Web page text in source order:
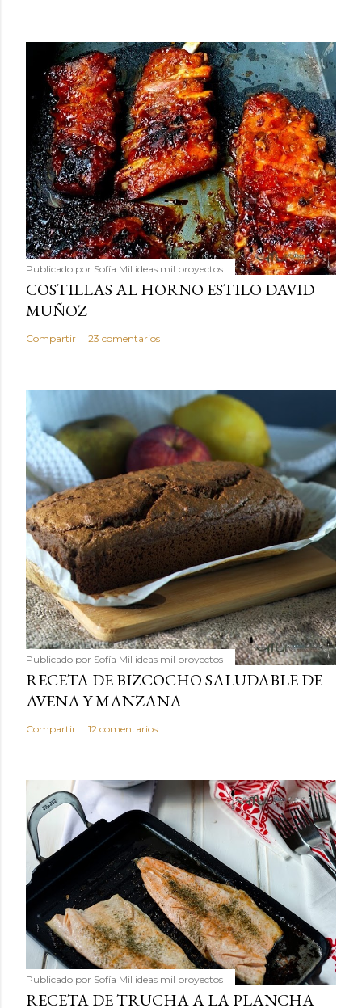
Publicado por Sofía Mil ideas mil proyectos
COSTILLAS AL HORNO ESTILO DAVID
MUÑOZ
Compartir 23 comentarios
Publicado por Sofía Mil ideas mil proyectos
RECETA DE BIZCOCHO SALUDABLE DE
AVENA Y MANZANA
Compartir 12 comentarios
Publicado por Sofía Mil ideas mil proyectos
RECETA DE TRUCHA A LA PLANCHA